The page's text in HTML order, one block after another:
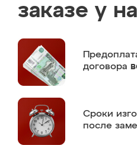
заказе у
договора
Сроки
после